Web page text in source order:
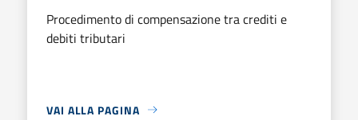
Procedimento di compensazione tra crediti e
debiti tributari
VAI ALLA PAGINA